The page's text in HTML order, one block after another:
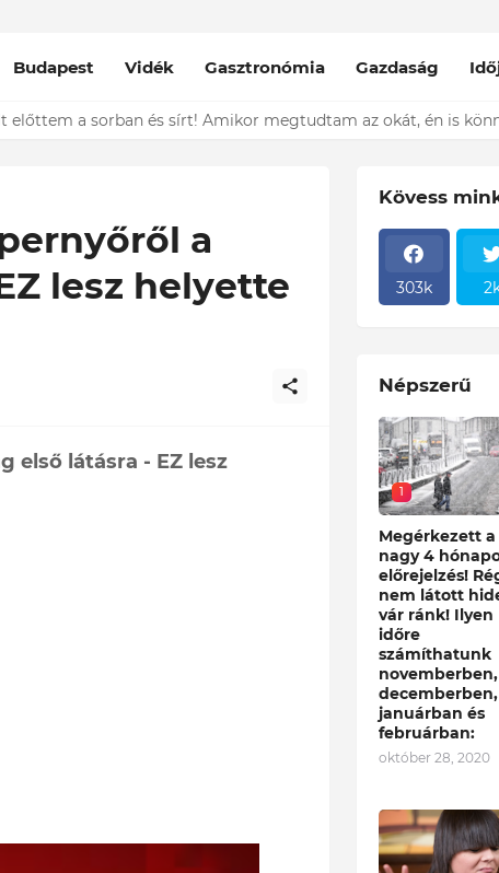
Budapest Vidék Gasztronómia Gazdaság
- EZT nem hiszed el, kinek a karjában kötött ki...ÍME
a
lesz helyette
első látásra - EZ lesz
Kövess
303k
Népszerű
1
Megérkezett a
nagy 4
előrejelzés!
nem látott
vár ránk! Ilyen
időre
számíthatunk
novemberben,
decemberben,
januárban és
februárban:
október 28, 2020